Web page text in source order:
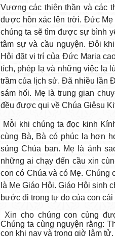
Vương các thiên thần và các
được hồn xác lên trời. Đức Mẹ
chúng ta sẽ tìm được sự bình
tâm sự và cầu nguyện. Đôi
Hội đặt vị trí của Đức Maria
tích, phép lạ và những việc lạ
trầm của lịch sử. Đã nhiều lần
sám hối. Mẹ là trung gian
đều được qui về Chúa Giêsu
Mỗi khi chúng ta đọc kinh
cùng Bà, Bà có phúc lạ hơn
sủng Chúa ban. Mẹ là ánh
những ai chạy đến cầu xin
con có Chúa và có Mẹ. Chúng
là Mẹ Giáo Hội. Giáo Hội sinh
bước đi trong tự do của con cái
Xin cho chúng con cùng
Chúng ta cùng nguyện rằng:
con khi nay và trong giờ lâm tử.